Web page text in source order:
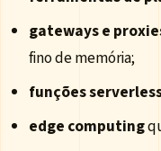
gateways e
fino de memória;
funções
edge computing